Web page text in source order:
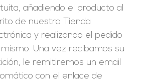
añadiendo el producto al
de nuestra Tienda
y realizando el pedido
Una vez recibamos su
le remitiremos un email
con el enlace de